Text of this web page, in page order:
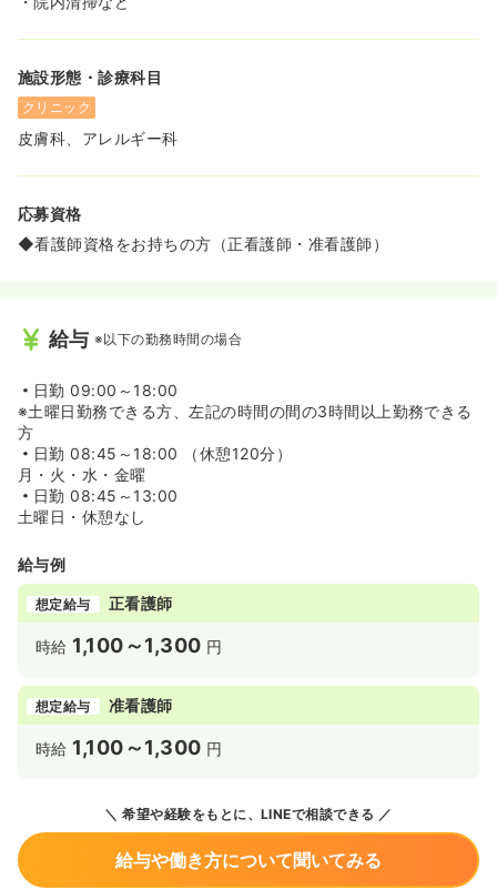
施設形態・診療科目
クリニック
皮膚科、アレルギー科
応募資格
◆看護師資格をお持ちの方（正看護師・准看護師）
給与 ※以下の勤務時間の場合
日勤 09:00～18:00
※土曜日勤務できる方、左記の時間の間の3時間以上勤務できる
方
日勤 08:45～18:00 （休憩120分）
月・火・水・金曜
日勤 08:45～13:00
土曜日・休憩なし
給与例
想定給与 正看護師
時給 1,100～1,300 円
想定給与 准看護師
時給 1,100～1,300 円
希望や経験をもとに、LINEで相談できる
給与や働き方について聞いてみる